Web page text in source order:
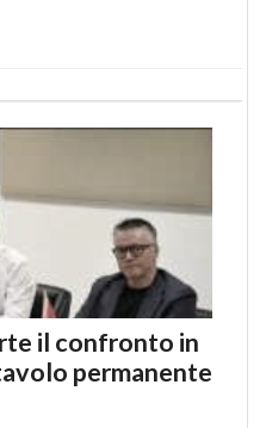
il confronto in
permanente